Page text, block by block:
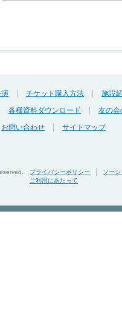
演 チケット購入方法
施設
各種資料ダウンロード
友の会
お問い合わせ サイトマップ
プライバシーポリシー
ソー
ご利用にあたって